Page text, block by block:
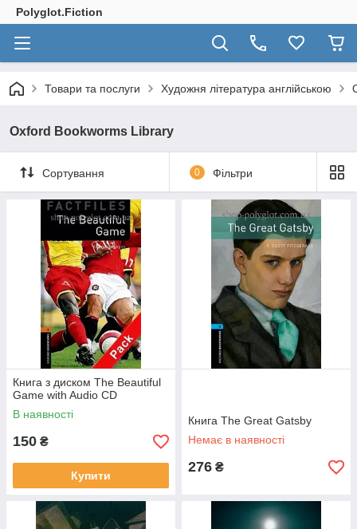
Polyglot.Fiction
Товари та послуги Художня література англійською
Oxford Bookworms Library
Сортування 0 Фільтри
Книга з диском The Beautiful
Game with Audio CD
В наявності
150 ₴
Купити
Книга The Great Gatsby
Немає в наявності
276 ₴